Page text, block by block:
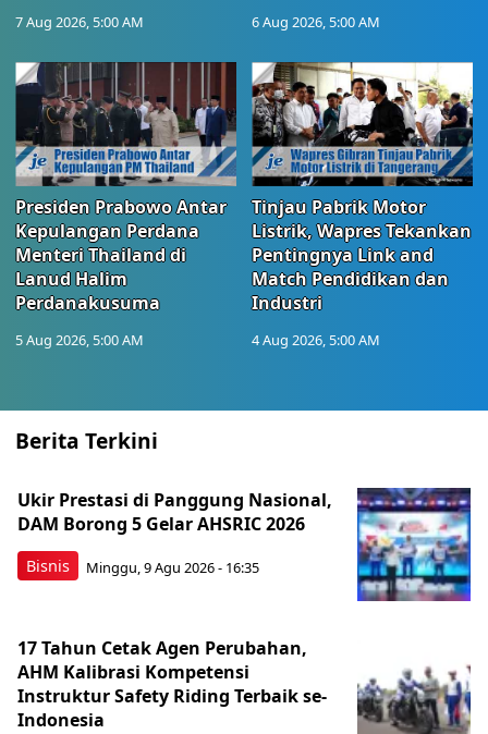
7 Aug 2026, 5:00 AM 6 Aug 2026, 5:00 AM
Presiden Prabowo Antar
Kepulangan Perdana
Menteri Thailand di
Lanud Halim
Perdanakusuma
5 Aug 2026, 5:00 AM
Tinjau Pabrik Motor
Listrik, Wapres Tekankan
Pentingnya Link and
Match Pendidikan dan
Industri
4 Aug 2026, 5:00 AM
Berita Terkini
Bisnis
Ukir Prestasi di Panggung Nasional,
DAM Borong 5 Gelar AHSRIC 2026
Minggu, 9 Agu 2026 - 16:35
17 Tahun Cetak Agen Perubahan,
AHM Kalibrasi Kompetensi
Instruktur Safety Riding Terbaik se-
Indonesia